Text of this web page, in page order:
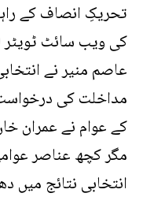
تحریکِ انصاف کے
کی ویب سائٹ
عاصم منیر نے
مداخلت کی
کے عوام نے عمران
مگر کچھ عناصر
انتخابی نتائج میں